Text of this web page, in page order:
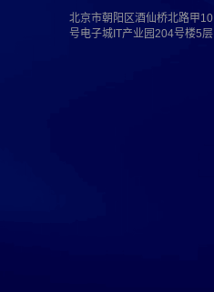
兼任电子取证
北京市朝阳区酒仙桥北路甲10
号电子城IT产业园204号楼5层